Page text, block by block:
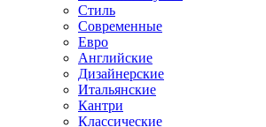
Стиль
Современные
Евро
Английские
Дизайнерские
Итальянские
Кантри
Классические